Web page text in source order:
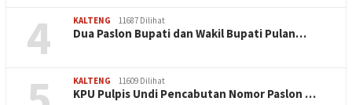
4 KALTENG 11687 Dilihat
Dua Paslon Bupati dan Wakil Bupati Pulan…
KALTENG 11609 Dilihat
KPU Pulpis Undi Pencabutan Nomor Paslon …